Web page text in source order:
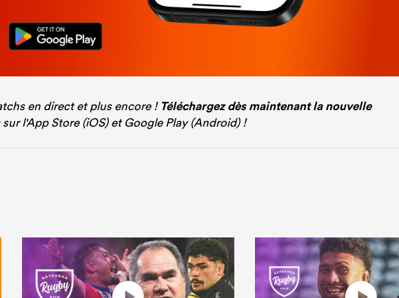
en direct et plus encore !Téléchargez dès maintenant la nouvelle
sur l'App Store (iOS) et Google Play (Android) !